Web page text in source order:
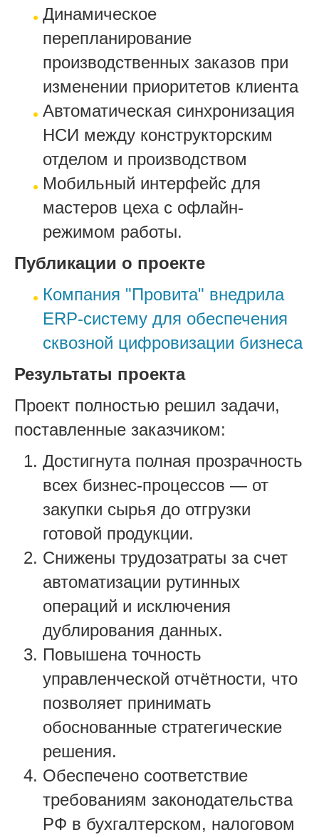
Динамическое
перепланирование
производственных заказов при
изменении приоритетов клиента
Автоматическая синхронизация
НСИ между конструкторским
отделом и производством
Мобильный интерфейс для
мастеров цеха с офлайн-
режимом работы.
Публикации о проекте
Компания "Провита" внедрила
ERP-систему для обеспечения
сквозной цифровизации бизнеса
Результаты проекта
Проект полностью решил задачи,
поставленные заказчиком:
Достигнута полная прозрачность
всех бизнес-процессов — от
закупки сырья до отгрузки
готовой продукции.
Снижены трудозатраты за счет
автоматизации рутинных
операций и исключения
дублирования данных.
Повышена точность
управленческой отчётности, что
позволяет принимать
обоснованные стратегические
решения.
Обеспечено соответствие
требованиям законодательства
РФ в бухгалтерском, налоговом